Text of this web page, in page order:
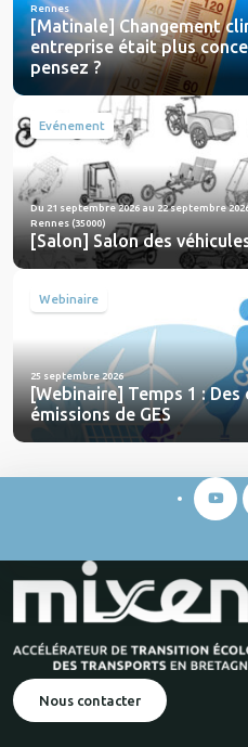
Rennes
[Matinale] Changement
entreprise était plus
pensez ?
Evénement
Du 21 septembre 2026 au 22 septembre
Rennes (35000)
[Salon] Salon des
Webinaire
25 septembre 2026
[Webinaire] Temps 1 :
émissions de GES
Nous contacter